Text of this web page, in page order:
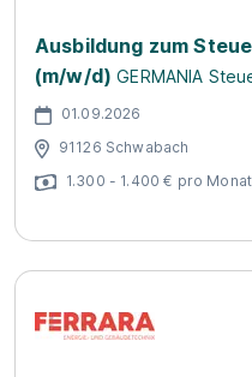
Ausbildung zum
(m/w/d) GERMANIA
01.09.2026
91126 Schwabach
1.300 - 1.400 € pro Monat